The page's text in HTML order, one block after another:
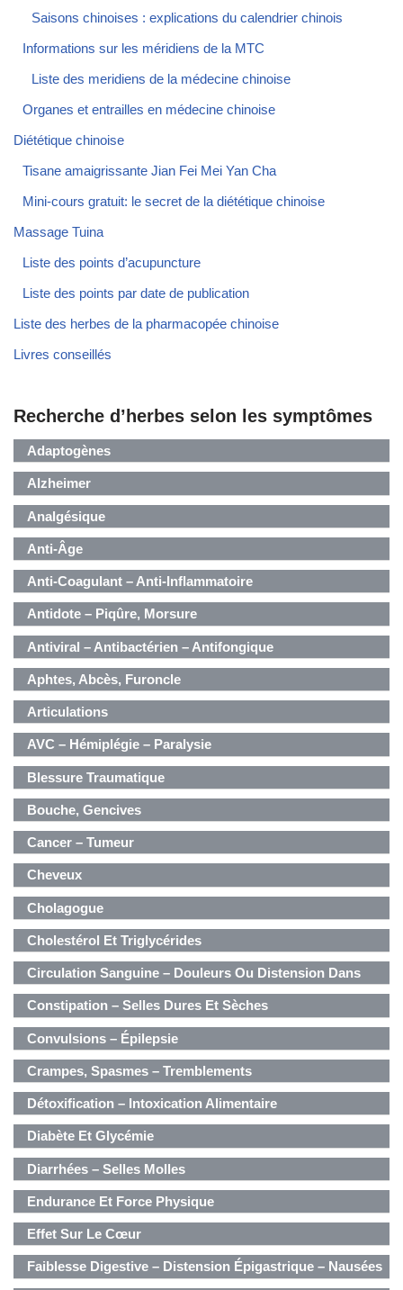
Saisons chinoises : explications du calendrier chinois
Informations sur les méridiens de la MTC
Liste des meridiens de la médecine chinoise
Organes et entrailles en médecine chinoise
Diététique chinoise
Tisane amaigrissante Jian Fei Mei Yan Cha
Mini-cours gratuit: le secret de la diététique chinoise
Massage Tuina
Liste des points d’acupuncture
Liste des points par date de publication
Liste des herbes de la pharmacopée chinoise
Livres conseillés
Recherche d’herbes selon les symptômes
Adaptogènes
Alzheimer
Analgésique
Anti-Âge
Anti-Coagulant – Anti-Inflammatoire
Antidote – Piqûre, Morsure
Antiviral – Antibactérien – Antifongique
Aphtes, Abcès, Furoncle
Articulations
AVC – Hémiplégie – Paralysie
Blessure Traumatique
Bouche, Gencives
Cancer – Tumeur
Cheveux
Cholagogue
Cholestérol Et Triglycérides
Circulation Sanguine – Douleurs Ou Distension Dans
Poitrine, Flancs, Épigastre
Constipation – Selles Dures Et Sèches
Convulsions – Épilepsie
Crampes, Spasmes – Tremblements
Détoxification – Intoxication Alimentaire
Diabète Et Glycémie
Diarrhées – Selles Molles
Endurance Et Force Physique
Effet Sur Le Cœur
Faiblesse Digestive – Distension Épigastrique – Nausées